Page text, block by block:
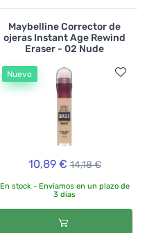
Maybelline Corrector de
ojeras Instant Age Rewind
Eraser - 02 Nude
Nuevo
10,89 € 14,18 €
En stock - Enviamos en un plazo de
3 días